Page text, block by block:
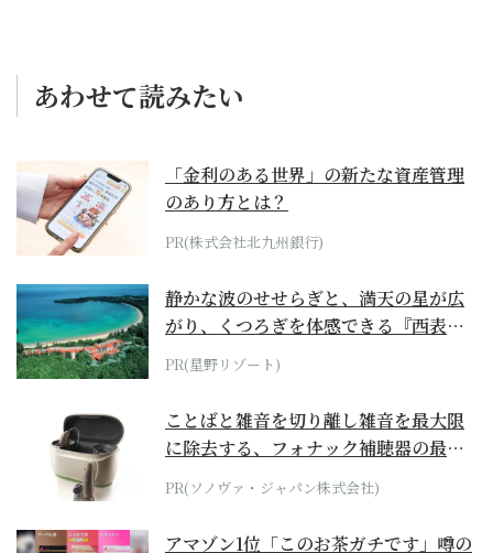
あわせて読みたい
「金利のある世界」の新たな資産管理
のあり方とは？
PR(株式会社北九州銀行)
静かな波のせせらぎと、満天の星が広
がり、くつろぎを体感できる『西表島
ホテル by...
PR(星野リゾート)
ことばと雑音を切り離し雑音を最大限
に除去する、フォナック補聴器の最上
位モデル
PR(ソノヴァ・ジャパン株式会社)
アマゾン1位「このお茶ガチです」噂の